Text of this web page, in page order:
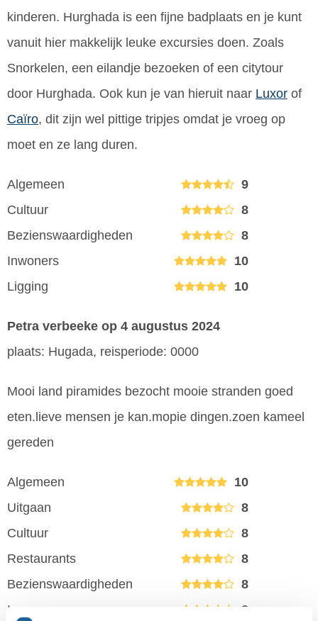
kinderen. Hurghada is een fijne badplaats en je kunt
vanuit hier makkelijk leuke excursies doen. Zoals
Snorkelen, een eilandje bezoeken of een citytour
door Hurghada. Ook kun je van hieruit naar Luxor of
Caïro, dit zijn wel pittige tripjes omdat je vroeg op
moet en ze lang duren.
Algemeen
9
Cultuur
8
Bezienswaardigheden
8
Inwoners
10
Ligging
10
Petra verbeeke op 4 augustus 2024
plaats: Hugada, reisperiode: 0000
Mooi land piramides bezocht mooie stranden goed
eten.lieve mensen je kan.mopie dingen.zoen kameel
gereden
Algemeen
10
Uitgaan
8
Cultuur
8
Restaurants
8
Bezienswaardigheden
8
Inwoners
8